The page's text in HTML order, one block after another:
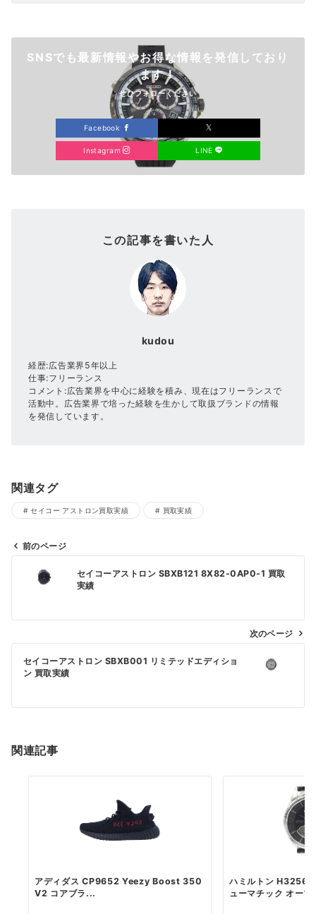
SNSでも最新情報やお得な情報を発信しており
ます！
ぜひフォローください
Facebook
Instagram LINE
この記事を書いた人
kudou
経歴:広告業界5年以上
仕事:フリーランス
コメント:広告業界を中心に経験を積み、現在はフリーランスで
活動中。広告業界で培った経験を生かして取扱ブランドの情報
を発信しています。
関連タグ
セイコー アストロン買取実績 買取実績
ビ
ゲ
ー
前のページ
セイコーアストロン SBXB121 8X82-0AP0-1 買取
実績
次のページ
セイコーアストロン SBXB001 リミテッドエディショ
ン 買取実績
関連記事
アディダス CP9652 Yeezy Boost 350
V2 コアブラ...
ハミルトン
ューマチック オー